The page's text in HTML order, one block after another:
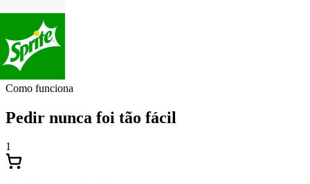
Como funciona
Pedir nunca foi tão fácil
1